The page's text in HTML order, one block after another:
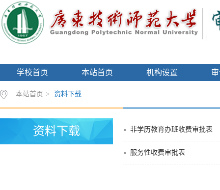
学校首页 本站首页 机构设置
本站首页 > 资料下载
资料下载 非学历教育办班收费审批表
服务性收费审批表